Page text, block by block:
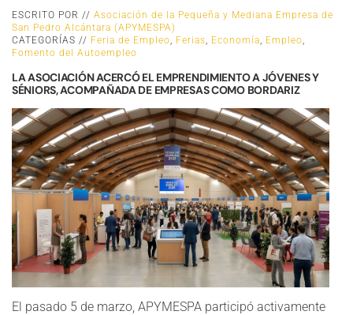
ESCRITO POR // Asociación de la Pequeña y Mediana Empresa de
San Pedro Alcántara (APYMESPA)
CATEGORÍAS // Feria de Empleo, Ferias, Economía, Empleo,
Fomento del Autoempleo
LA ASOCIACIÓN ACERCÓ EL EMPRENDIMIENTO A JÓVENES Y
SÉNIORS, ACOMPAÑADA DE EMPRESAS COMO BORDARIZ
El pasado 5 de marzo, APYMESPA participó activamente